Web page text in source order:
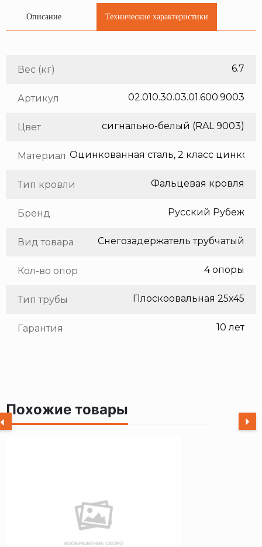
Описание Технические характеристики
Вес (кг) 6.7
Артикул 02.010.30.03.01.600.9003
Цвет сигнально-белый (RAL 9003)
Материал
Тип кровли Фальцевая кровля
Бренд Русский Рубеж
Вид товара Снегозадержатель трубчатый
Кол-во опор 4 опоры
Тип трубы Плоскоовальная 25х45
Гарантия 10 лет
Похожие товары